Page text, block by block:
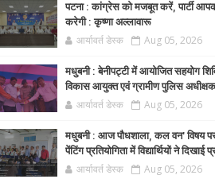
पटना : कांग्रेस को मजबूत करें, पार्टी
करेगी : कृष्णा अल्लावारू
आर्यावर्त डेस्क Aug 05, 2026
मधुबनी : बेनीपट्टी में आयोजित सहयोग
विकास आयुक्त एवं ग्रामीण पुलिस अधीक्षक
आर्यावर्त डेस्क Aug 05, 2026
मधुबनी : आज पौधशाला, कल वन' विषय
पेंटिंग प्रतियोगिता में विद्यार्थियों ने दिखाई
आर्यावर्त डेस्क Aug 05, 2026